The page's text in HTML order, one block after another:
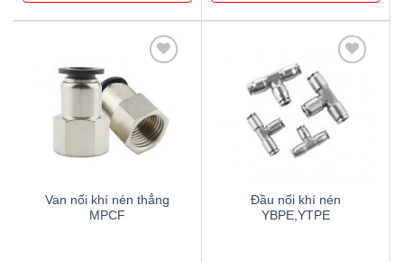
to
wishlist
Van nối khí nén thẳng
MPCF
Thêm
to
wishlist
Đầu nối khí nén
YBPE,YTPE